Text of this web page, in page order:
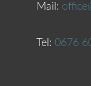
Mail:
Tel: 0676